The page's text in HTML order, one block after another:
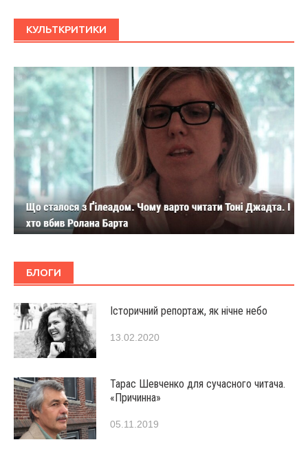
КУЛЬТКРИТИКИ
БЛОГИ
Історичний репортаж, як нічне небо
13.02.2020
Тарас Шевченко для сучасного читача.
«Причинна»
05.11.2019